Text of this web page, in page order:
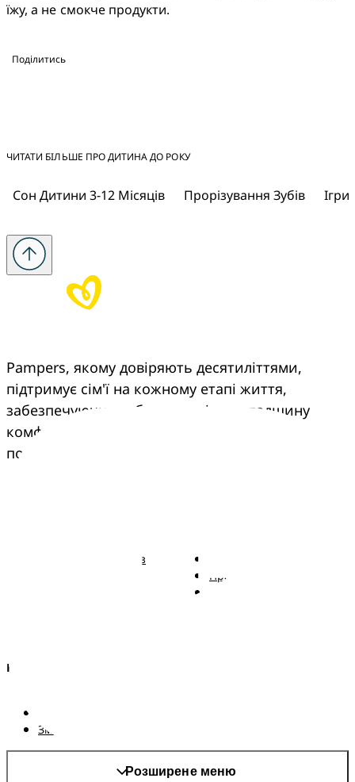
їжу, а не смокче продукти.
Поділитись
ЧИТАТИ БІЛЬШЕ ПРО ДИТИНА ДО РОКУ
Сон Дитини 3-12 Місяців Прорізування Зубів Ігри
Pampers, якому довіряють десятиліттями,
підтримує сім'ї на кожному етапі життя,
забезпечуючи турботу, досвід та спадщину
комфорту, що переходить з покоління в
покоління.
Підгузки Pampers із
Правові положення
Країна/регіон
Змінити країнa/регіон
Розширене меню